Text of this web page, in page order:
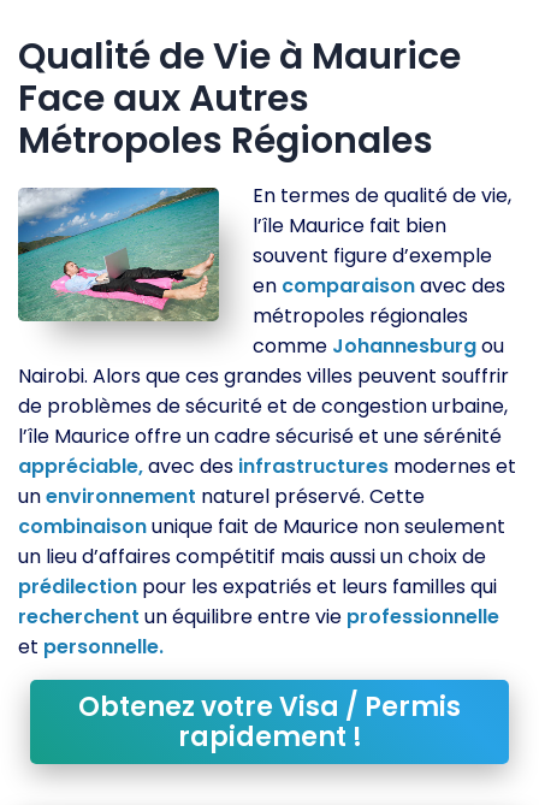
Qualité de Vie à Maurice
Face aux Autres
Métropoles Régionales
En termes de qualité de vie,
l’île Maurice fait bien
souvent figure d’exemple
en comparaisonavec des
métropoles régionales
comme Johannesburgou
Nairobi. Alors que ces grandes villes peuvent souffrir
de problèmes de sécurité et de congestion urbaine,
l’île Maurice offre un cadre sécurisé et une sérénité
appréciable,avec des infrastructures modernes et
unenvironnement naturel préservé. Cette
combinaisonunique fait de Maurice non seulement
un lieu d’affaires compétitif mais aussi un choix de
prédilection pour les expatriés et leurs familles qui
recherchent un équilibre entre vie professionnelle
et personnelle.
Obtenez votre Visa / Permis
rapidement !